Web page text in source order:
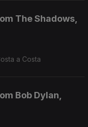
The Shadows,
a Costa
Bob Dylan,